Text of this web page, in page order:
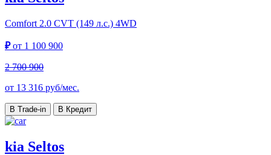
Comfort 2.0 CVT (149 л.с.) 4WD
₽от 1 100 900
2 700 900
от 13 316 руб/мес.
В Trade-in В Кредит
kia Seltos